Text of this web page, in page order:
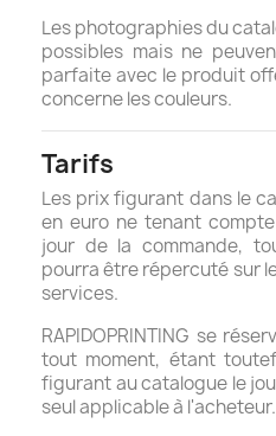
Les photographies du
possibles mais ne
parfaite avec le produit
concerne les couleurs.
Tarifs
Les prix figurant dans le
en euro ne tenant
jour de la commande,
pourra être répercuté sur
services.
RAPIDOPRINTING se
tout moment, étant
figurant au catalogue le
seul applicable à l'acheteur.